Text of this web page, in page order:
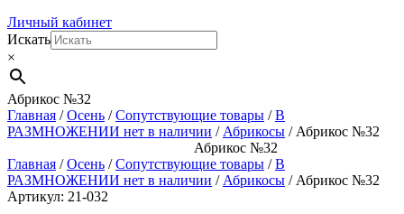
Личный кабинет
Искать
×
Абрикос №32
Главная /Осень /Сопутствующие товары /В
РАЗМНОЖЕНИИ нет в наличии / Абрикосы / Абрикос №32
Абрикос №32
Главная /Осень /Сопутствующие товары /В
РАЗМНОЖЕНИИ нет в наличии / Абрикосы / Абрикос №32
Артикул: 21-032